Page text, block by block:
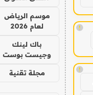
!
!
موسم الرياض
لعام 2026
باك لينك
وجيست بوست
مجلة تقنية